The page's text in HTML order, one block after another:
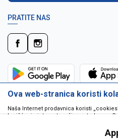
PRATITE NAS
Ova web-stranica koristi
Naša Internet prodavnica koristi
korišćenje interneta vašim potrebama.
da pokrenu program ili da isporuče virus
jedinstveno dodeljeni vama, i jedino